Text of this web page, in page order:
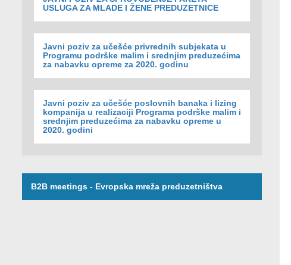
USLUGA ZA MLADE I ŽENE PREDUZETNICE
Javni poziv za učešće privrednih subjekata u
Programu podrške malim i srednjim preduzećima
za nabavku opreme za 2020. godinu
Javni poziv za učešće poslovnih banaka i lizing
kompanija u realizaciji Programa podrške malim i
srednjim preduzećima za nabavku opreme u
2020. godini
B2B meetings - Evropska mreža preduzetništva